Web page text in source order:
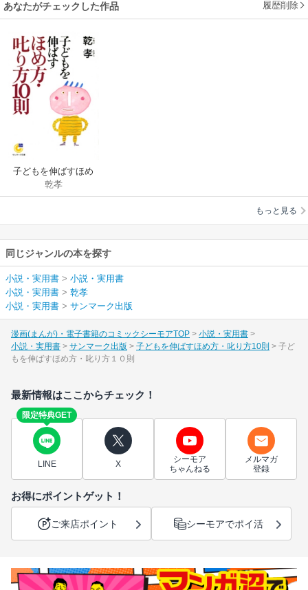
あなたがチェックした作品 履歴削除
子どもを伸ばすほめ
方・叱り方10則
乾孝
もっと見る
同じジャンルの本を探す
小説・実用書 > 小説・実用書
小説・実用書 > 乾孝
小説・実用書 > サンマーク出版
漫画(まんが)・電子書籍のコミックシーモアTOP
小説・実用書
小説・実用書
サンマーク出版 子どもを伸ばすほめ方・叱り方10則
子ど
もを伸ばすほめ方・叱り方１０則
最新情報はここからチェック！
限定特典GET
LINE X
シーモア
ちゃんねる
メルマガ
登録
お得にポイントゲット！
ご来店ポイント シーモアでポイ活